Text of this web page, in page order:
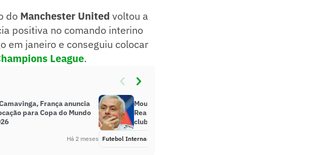
do Manchester United voltou a
positiva no comando interino
em janeiro e conseguiu colocar
League.
França anuncia
para Copa do Mundo
Há 2 meses
Mourinho fica perto de retorno ao
Real Madrid em meio à crise no
clube
Futebol Internacional